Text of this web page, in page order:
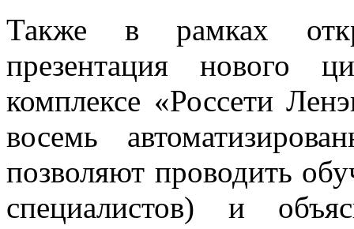
Также в рамках
презентация нового
комплексе «Россети
восемь
позволяют проводить
специалистов) и